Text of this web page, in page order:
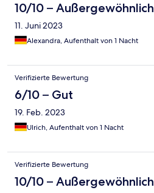
10/10 – Außergewöhnlich
11. Juni 2023
Alexandra, Aufenthalt von 1 Nacht
Verifizierte Bewertung
6/10 – Gut
19. Feb. 2023
Ulrich, Aufenthalt von 1 Nacht
Verifizierte Bewertung
10/10 – Außergewöhnlich